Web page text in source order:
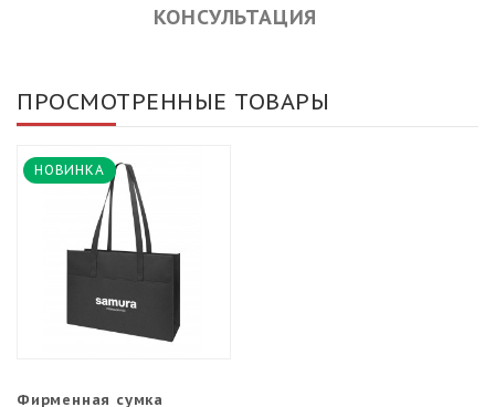
КОНСУЛЬТАЦИЯ
ПРОСМОТРЕННЫЕ ТОВАРЫ
НОВИНКА
Фирменная сумка